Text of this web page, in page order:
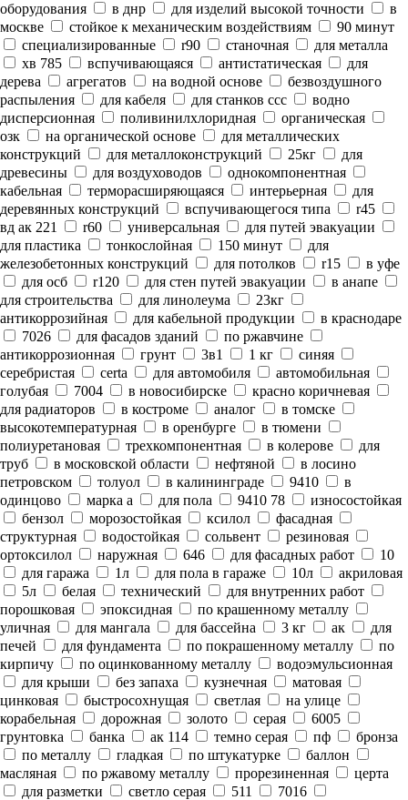
оборудования
в днр для изделий высокой точности
в
москве
стойкое к механическим воздействиям
90 минут
специализированные
r90 станочная
для металла
хв 785
вспучивающаяся антистатическая
для
дерева
агрегатов на водной основе
безвоздушного
распыления
для кабеля для станков ссс
водно
дисперсионная
поливинилхлоридная
органическая
озк
на органической основе
для металлических
конструкций
для металлоконструкций 25кг
для
древесины
для воздуховодов
однокомпонентная
кабельная
терморасширяющаяся интерьерная
для
деревянных конструкций
вспучивающегося типа
r45
вд ак 221
r60 универсальная
для путей эвакуации
для пластика
тонкослойная 150 минут
для
железобетонных конструкций
для потолков r15
в уфе
для осб
r120 для стен путей эвакуации
в анапе
для строительства
для линолеума
23кг
антикоррозийная
для кабельной продукции
в краснодаре
7026
для фасадов зданий
по ржавчине
антикоррозионная
грунт 3в1 1 кг
синяя
серебристая
certa для автомобиля
автомобильная
голубая
7004 в новосибирске
красно коричневая
для радиаторов
в костроме аналог
в томске
высокотемпературная
в оренбурге
в тюмени
полиуретановая
трехкомпонентная в колерове
для
труб
в московской области нефтяной
в лосино
петровском
толуол в калининграде 9410
в
одинцово
марка а для пола 9410 78
износостойкая
бензол
морозостойкая ксилол
фасадная
структурная
водостойкая сольвент
резиновая
ортоксилол
наружная 646 для фасадных работ
10
для гаража
1л для пола в гараже 10л
акриловая
5л
белая технический
для внутренних работ
порошковая
эпоксидная
по крашенному металлу
уличная
для мангала для бассейна 3 кг ак
для
печей
для фундамента по покрашенному металлу
по
кирпичу
по оцинкованному металлу
водоэмульсионная
для крыши
без запаха кузнечная
матовая
цинковая
быстросохнущая светлая
на улице
корабельная
дорожная золото серая
6005
грунтовка
банка ак 114 темно серая пф
бронза
по металлу
гладкая по штукатурке
баллон
масляная
по ржавому металлу прорезиненная
церта
для разметки
светло серая 511
7016